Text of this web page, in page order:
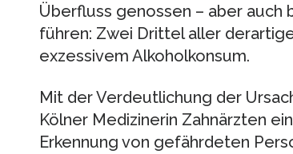
Überfluss genossen – aber auch
führen: Zwei Drittel aller
exzessivem Alkoholkonsum.
Mit der Verdeutlichung der
Kölner Medizinerin Zahnärzten
Erkennung von gefährdeten